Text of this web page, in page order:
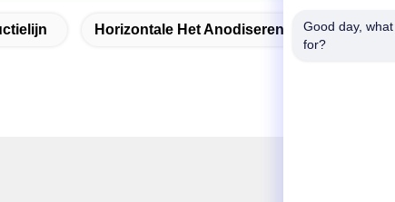
Horizontale Het Anodiseren LijnGood day,
for?